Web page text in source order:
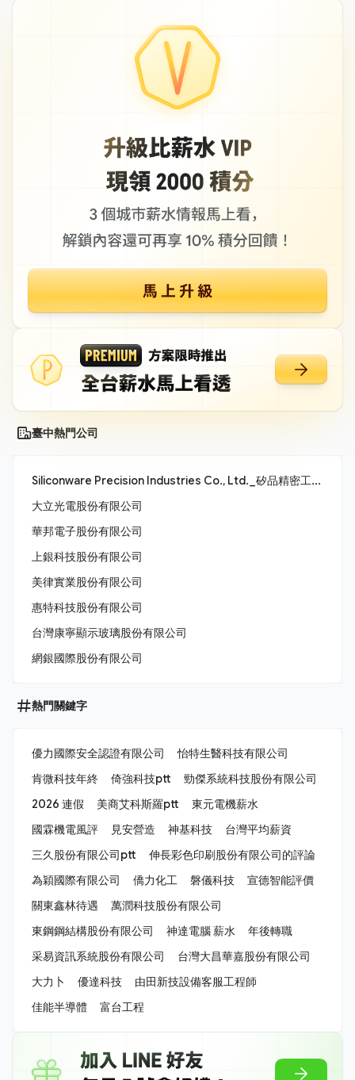
臺中熱門公司
Siliconware Precision Industries Co., Ltd._矽品精密工業股份有限公司
大立光電股份有限公司
華邦電子股份有限公司
上銀科技股份有限公司
美律實業股份有限公司
惠特科技股份有限公司
台灣康寧顯示玻璃股份有限公司
網銀國際股份有限公司
熱門關鍵字
優力國際安全認證有限公司
怡特生醫科技有限公司
肯微科技年終
倚強科技ptt
勁傑系統科技股份有限公司
2026 連假
美商艾科斯羅ptt
東元電機薪水
國霖機電風評
見安營造 神基科技
台灣平均薪資
三久股份有限公司ptt
伸長彩色印刷股份有限公司的評論
為穎國際有限公司
僑力化工 磐儀科技
宣德智能評價
關東鑫林待遇
萬潤科技股份有限公司
東鋼鋼結構股份有限公司
神達電腦 薪水
年後轉職
采易資訊系統股份有限公司
台灣大昌華嘉股份有限公司
大力卜
優達科技
由田新技設備客服工程師
佳能半導體
富台工程